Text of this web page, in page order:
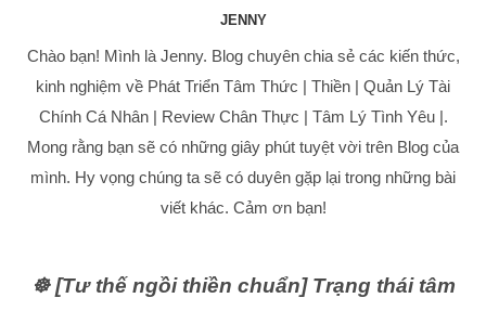
JENNY
Chào bạn! Mình là Jenny. Blog chuyên chia sẻ các kiến thức,
kinh nghiệm về Phát Triển Tâm Thức | Thiền | Quản Lý Tài
Chính Cá Nhân | Review Chân Thực | Tâm Lý Tình Yêu |.
Mong rằng bạn sẽ có những giây phút tuyệt vời trên Blog của
mình. Hy vọng chúng ta sẽ có duyên gặp lại trong những bài
viết khác. Cảm ơn bạn!
☸️ [Tư thế ngồi thiền chuẩn] Trạng thái tâm